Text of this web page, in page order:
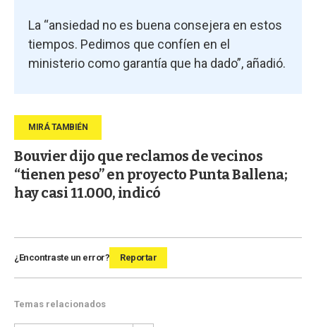
La “ansiedad no es buena consejera en estos
tiempos. Pedimos que confíen en el
ministerio como garantía que ha dado”, añadió.
Bouvier dijo que reclamos de vecinos
“tienen peso” en proyecto Punta Ballena;
hay casi 11.000, indicó
¿Encontraste un error? Reportar
Temas relacionados